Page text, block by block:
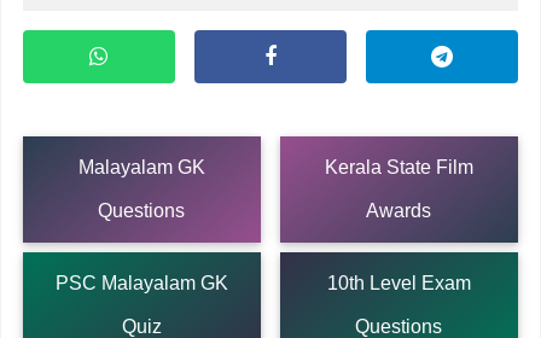
Malayalam GK
Questions
Kerala State Film
Awards
PSC Malayalam GK
Quiz
10th Level Exam
Questions